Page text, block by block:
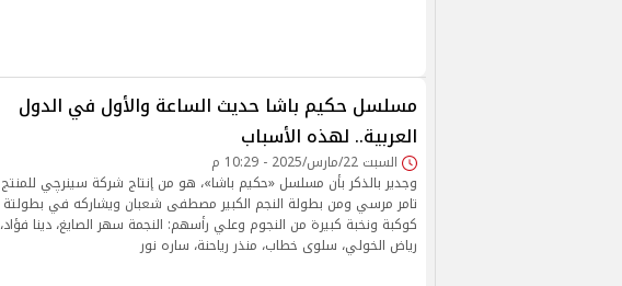
مسلسل حكيم باشا حديث الساعة والأول في الدول
العربية.. لهذه الأسباب
السبت 22/مارس/2025 - 10:29 م
وجدير بالذكر بأن مسلسل «حكيم باشا»، هو من إنتاج شركة سينرچي للمنتج
تامر مرسي ومن بطولة النجم الكبير مصطفى شعبان ويشاركه في بطولتة
كوكبة ونخبة كبيرة من النجوم وعلي رأسهم: النجمة سهر الصايغ، دينا فؤاد،
رياض الخولي، سلوى خطاب، منذر رياحنة، ساره نور